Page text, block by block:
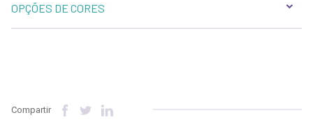
OPÇÕES DE CORES
Compartir